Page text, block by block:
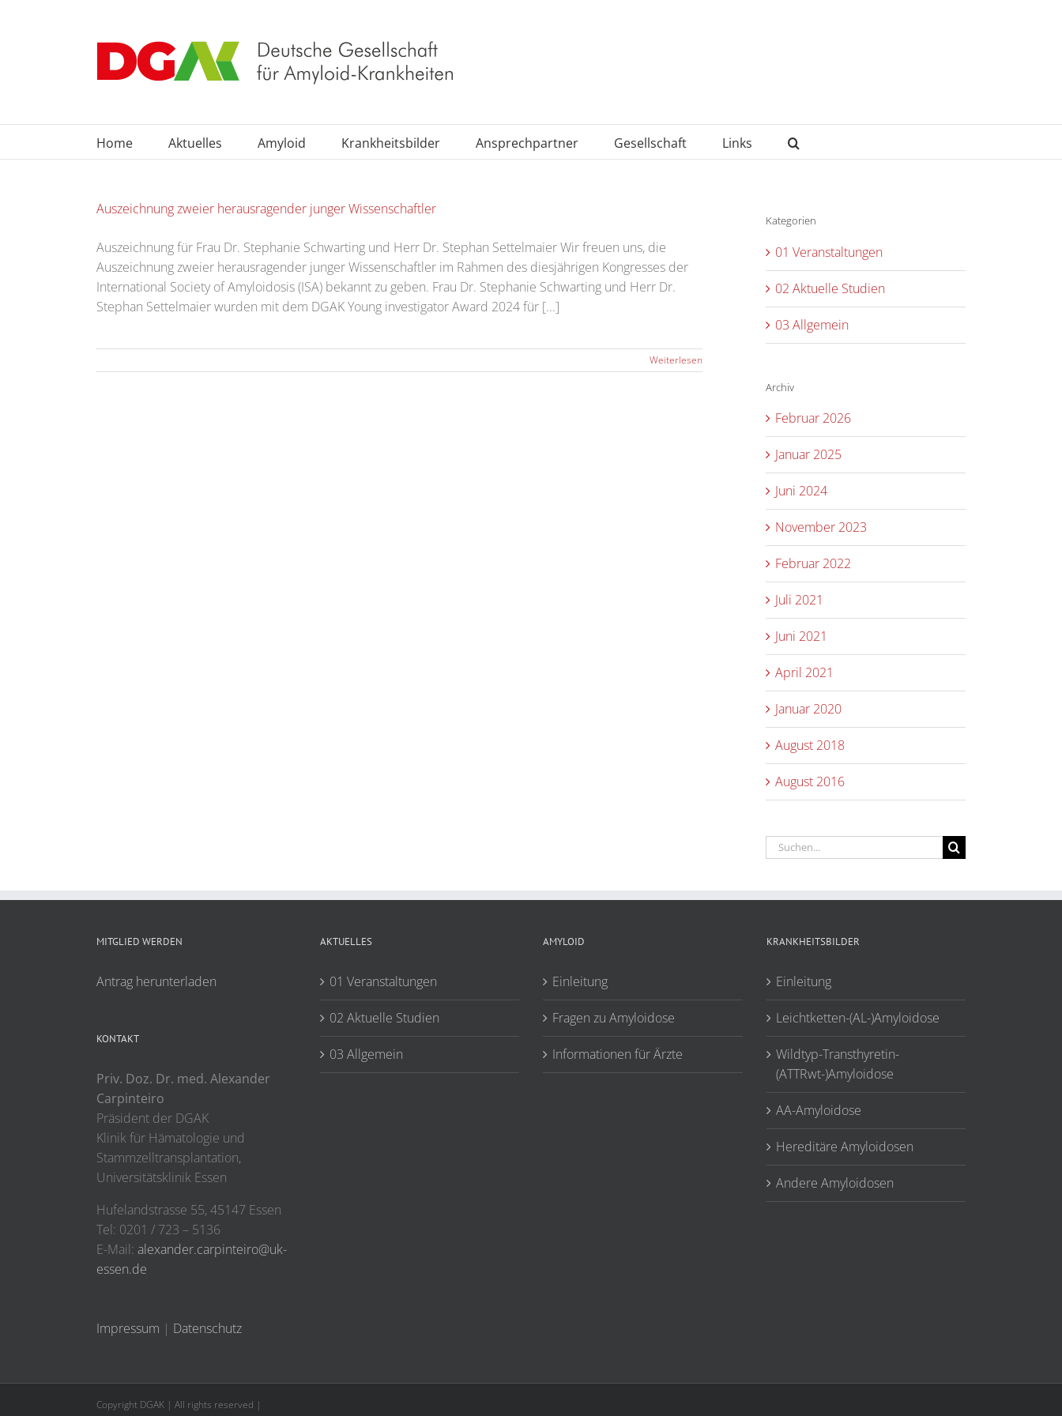
Home Aktuelles Amyloid Krankheitsbilder Ansprechpartner Gesellschaft Links
Auszeichnung zweier herausragender junger Wissenschaftler
Auszeichnung für Frau Dr. Stephanie Schwarting und Herr Dr. Stephan Settelmaier Wir freuen uns, die
Auszeichnung zweier herausragender junger Wissenschaftler im Rahmen des diesjährigen Kongresses der
International Society of Amyloidosis (ISA) bekannt zu geben. Frau Dr. Stephanie Schwarting und Herr Dr.
Stephan Settelmaier wurden mit dem DGAK Young investigator Award 2024 für [...]
Weiterlesen
Kategorien
01 Veranstaltungen
02 Aktuelle Studien
03 Allgemein
Archiv
Februar 2026
Januar 2025
Juni 2024
November 2023
Februar 2022
Juli 2021
Juni 2021
April 2021
Januar 2020
August 2018
August 2016
Suche
nach:
MITGLIED WERDEN
Antrag herunterladen
KONTAKT
Priv. Doz. Dr. med. Alexander
Carpinteiro
Präsident der DGAK
Klinik für Hämatologie und
Stammzelltransplantation,
Universitätsklinik Essen
Hufelandstrasse 55, 45147 Essen
Tel: 0201 / 723 – 5136
E-Mail: alexander.carpinteiro@uk-
essen.de
Impressum | Datenschutz
AKTUELLES
01 Veranstaltungen
02 Aktuelle Studien
03 Allgemein
AMYLOID
Einleitung
Fragen zu Amyloidose
Informationen für Ärzte
KRANKHEITSBILDER
Einleitung
Leichtketten-(AL-)Amyloidose
Wildtyp-Transthyretin-
(ATTRwt-)Amyloidose
AA-Amyloidose
Hereditäre Amyloidosen
Andere Amyloidosen
Copyright DGAK | All rights reserved |